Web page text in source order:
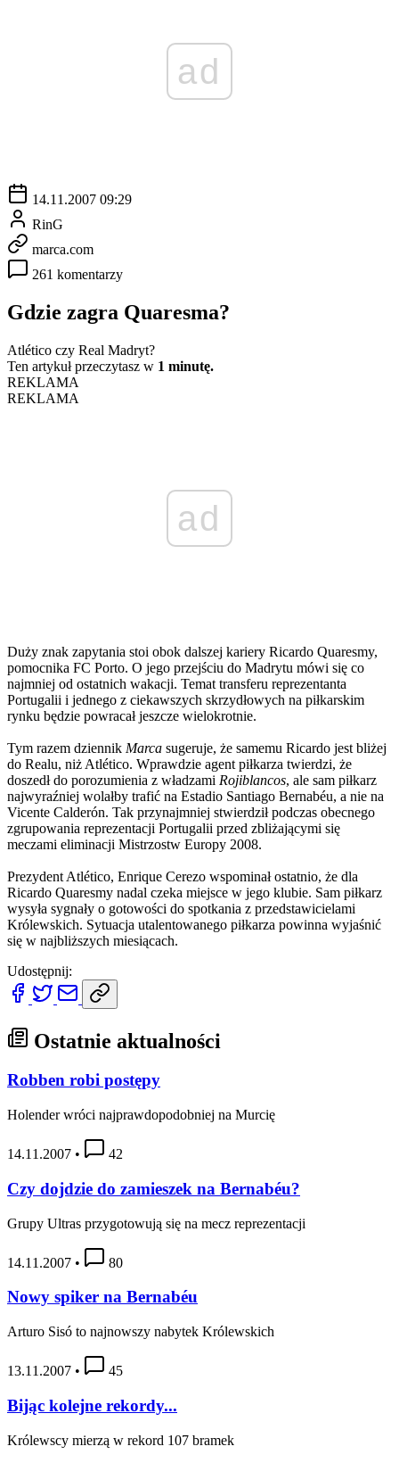
ad
14.11.2007 09:29
RinG
marca.com
261 komentarzy
Gdzie zagra Quaresma?
Atlético czy Real Madryt?
Ten artykuł przeczytasz w 1 minutę.
REKLAMA
REKLAMA
ad
Duży znak zapytania stoi obok dalszej kariery Ricardo Quaresmy,
pomocnika FC Porto. O jego przejściu do Madrytu mówi się co
najmniej od ostatnich wakacji. Temat transferu reprezentanta
Portugalii i jednego z ciekawszych skrzydłowych na piłkarskim
rynku będzie powracał jeszcze wielokrotnie.
Tym razem dziennik Marca sugeruje, że samemu Ricardo jest bliżej
do Realu, niż Atlético. Wprawdzie agent piłkarza twierdzi, że
doszedł do porozumienia z władzami Rojiblancos, ale sam piłkarz
najwyraźniej wolałby trafić na Estadio Santiago Bernabéu, a nie na
Vicente Calderón. Tak przynajmniej stwierdził podczas obecnego
zgrupowania reprezentacji Portugalii przed zbliżającymi się
meczami eliminacji Mistrzostw Europy 2008.
Prezydent Atlético, Enrique Cerezo wspominał ostatnio, że dla
Ricardo Quaresmy nadal czeka miejsce w jego klubie. Sam piłkarz
wysyła sygnały o gotowości do spotkania z przedstawicielami
Królewskich. Sytuacja utalentowanego piłkarza powinna wyjaśnić
się w najbliższych miesiącach.
Udostępnij:
Ostatnie aktualności
Robben robi postępy
Holender wróci najprawdopodobniej na Murcię
14.11.2007 • 42
Czy dojdzie do zamieszek na Bernabéu?
Grupy Ultras przygotowują się na mecz reprezentacji
14.11.2007 • 80
Nowy spiker na Bernabéu
Arturo Sisó to najnowszy nabytek Królewskich
13.11.2007 • 45
Bijąc kolejne rekordy...
Królewscy mierzą w rekord 107 bramek